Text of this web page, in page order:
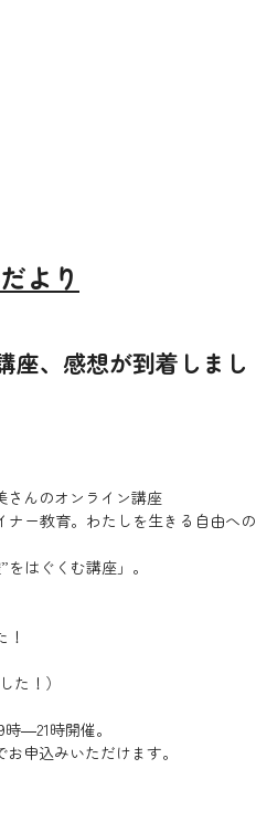
より
座、感想が到着しまし
さんのオンライン講座
ー教育。わたしを生きる自由への
はぐくむ講座」。
た！）
―21時開催。
申込みいただけます。